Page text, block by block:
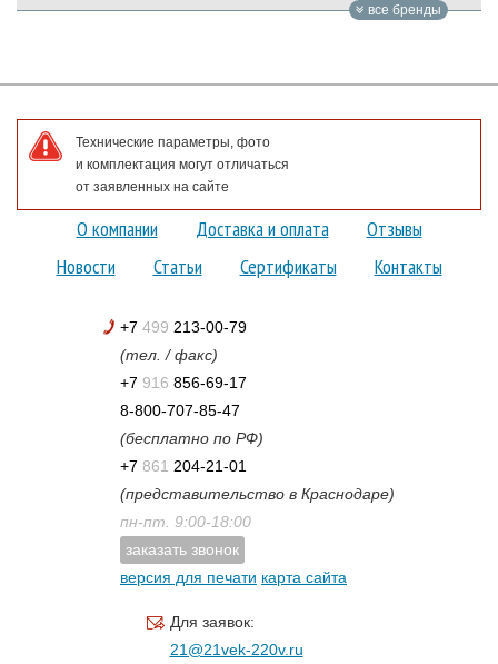
все бренды
Технические параметры, фото
и комплектация могут отличаться
от заявленных на сайте
О компании Доставка и оплата
Отзывы
Новости
Статьи Сертификаты Контакты
+7 499 213-00-79
(тел. / факс)
+7 916 856-69-17
8-800-707-85-47
(бесплатно по РФ)
+7 861 204-21-01
(представительство в Краснодаре)
пн-пт. 9:00-18:00
заказать звонок
версия для печати карта сайта
Для заявок:
21@21vek-220v.ru